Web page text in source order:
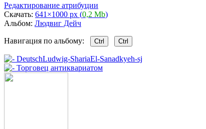
Редактирование атрибуции
Скачать: 641×1000 px (0,2 Mb)
Альбом: Людвиг Дейч
Навигация по альбому: Ctrl Ctrl